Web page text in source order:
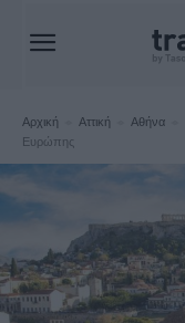
Αρχική Αττική Αθήνα
Ευρώπης